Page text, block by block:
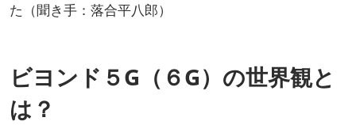
た（聞き手：落合平八郎）
ビヨンド５G（６G）の世界観と
は？